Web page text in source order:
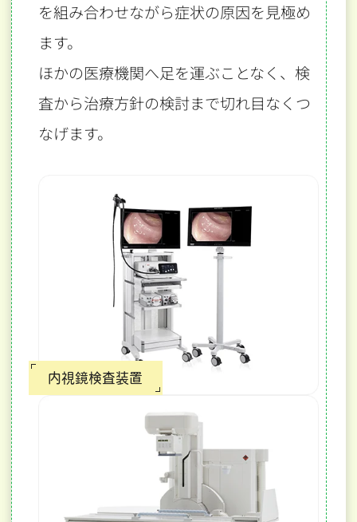
を組み合わせながら症状の原因を見極め
ます。
ほかの医療機関へ足を運ぶことなく、検
査から治療方針の検討まで切れ目なくつ
なげます。
内視鏡検査装置